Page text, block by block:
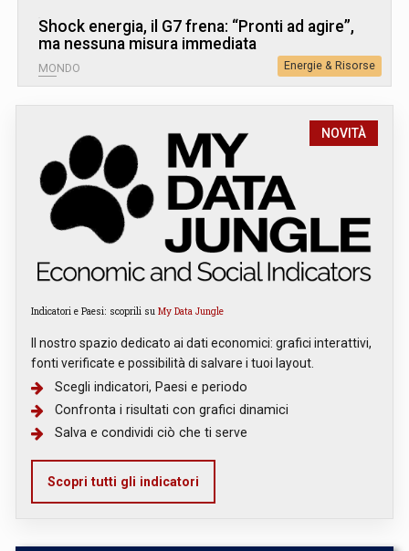
Shock energia, il G7 frena: “Pronti ad agire”,
ma nessuna misura immediata
MONDO Energie & Risorse
NOVITÀ
Indicatori e Paesi: scoprili su My Data Jungle
Il nostro spazio dedicato ai dati economici: grafici interattivi,
fonti verificate e possibilità di salvare i tuoi layout.
Scegli indicatori, Paesi e periodo
Confronta i risultati con grafici dinamici
Salva e condividi ciò che ti serve
Scopri tutti gli indicatori